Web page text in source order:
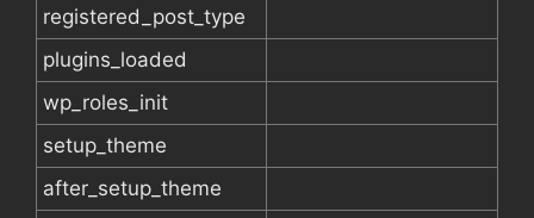
registered_post_type
plugins_loaded
wp_roles_init
setup_theme
after_setup_theme